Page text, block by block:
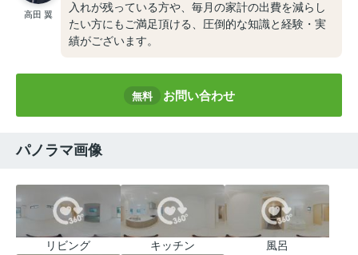
高田 翼
入れが残っている方や、毎月の家計の出費を減らし
たい方にもご満足頂ける、圧倒的な知識と経験・実
績がございます。
無料 お問い合わせ
パノラマ画像
リビング キッチン 風呂